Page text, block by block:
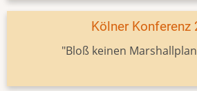
Kölner Konferenz
"Bloß keinen